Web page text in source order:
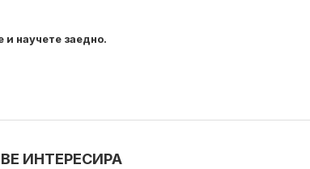
и научете заедно.
ИНТЕРЕСИРА